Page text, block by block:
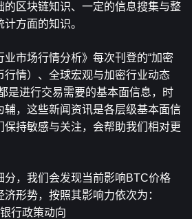
的区块链知识、一定的信息搜集与整
方面的知识。
市场行情分析》每次刊登的“加密
行情）、全球宏观与加密行业动态
是进行交易需要的基本面信息，时
辅，这些新闻资讯是各层级基本面信
保持敏感与关注，会帮助我们相对更
分，我们会发现当前影响BTC价格
形势，按照其影响力依次为：
行政策动向